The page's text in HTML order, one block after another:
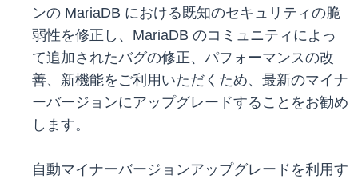
ンの MariaDB における既知のセキュリティの脆
弱性を修正し、MariaDB のコミュニティによっ
て追加されたバグの修正、パフォーマンスの改
善、新機能をご利用いただくため、最新のマイナ
ーバージョンにアップグレードすることをお勧め
します。
自動マイナーバージョンアップグレードを利用す